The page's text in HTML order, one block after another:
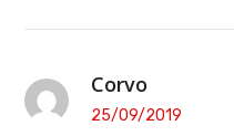
Corvo
25/09/2019